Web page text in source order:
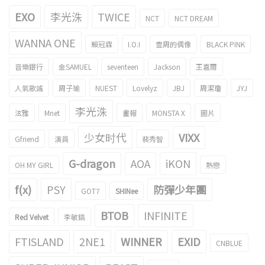
EXO 李光洙 TWICE NCT NCT DREAM
WANNA ONE 賴冠霖 I.O.I 壹周的偶像 BLACK PINK
音樂銀行 金SAMUEL seventeen Jackson 王嘉爾
人氣歌謠 周子瑜 NUEST Lovelyz JBJ 周潔瓊 JYJ
泫雅 Mnet 李光洙 畫報 MONSTA X 圖片
Gfriend 演員 少女时代 裴秀智 VIXX
OH MY GIRL G-dragon AOA iKON 熱戀
f(x) PSY GOT7 SHINee 防彈少年團
Red Velvet 李敏鎬 BTOB
INFINITE
FTISLAND
2NE1 WINNER EXID CNBLUE